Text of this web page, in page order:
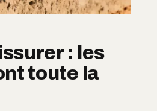
: les
toute la